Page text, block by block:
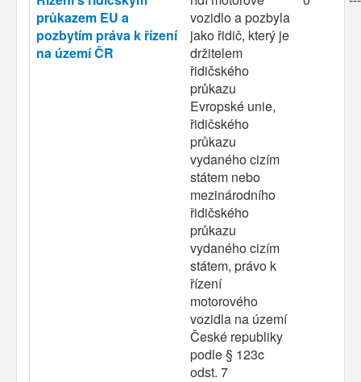
průkazem EU a
pozbytím práva k řízení
na území ČR
vozidlo a pozbyla
jako řidič, který je
držitelem
řidičského
průkazu
Evropské unie,
řidičského
průkazu
vydaného cizím
státem nebo
mezinárodního
řidičského
průkazu
vydaného cizím
státem, právo k
řízení
motorového
vozidla na území
České republiky
podle § 123c
odst. 7